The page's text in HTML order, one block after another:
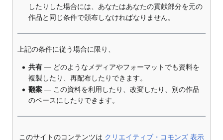
したりした場合には、あなたはあなたの貢献部分を元の
作品と同じ条件で頒布しなければなりません。
上記の条件に従う場合に限り、
共有 — どのようなメディアやフォーマットでも資料を
複製したり、再配布したりできます。
翻案 — この資料を利用したり、改変したり、別の作品
のベースにしたりできます。
このサイトのコンテンツは クリエイティブ・コモンズ 表示